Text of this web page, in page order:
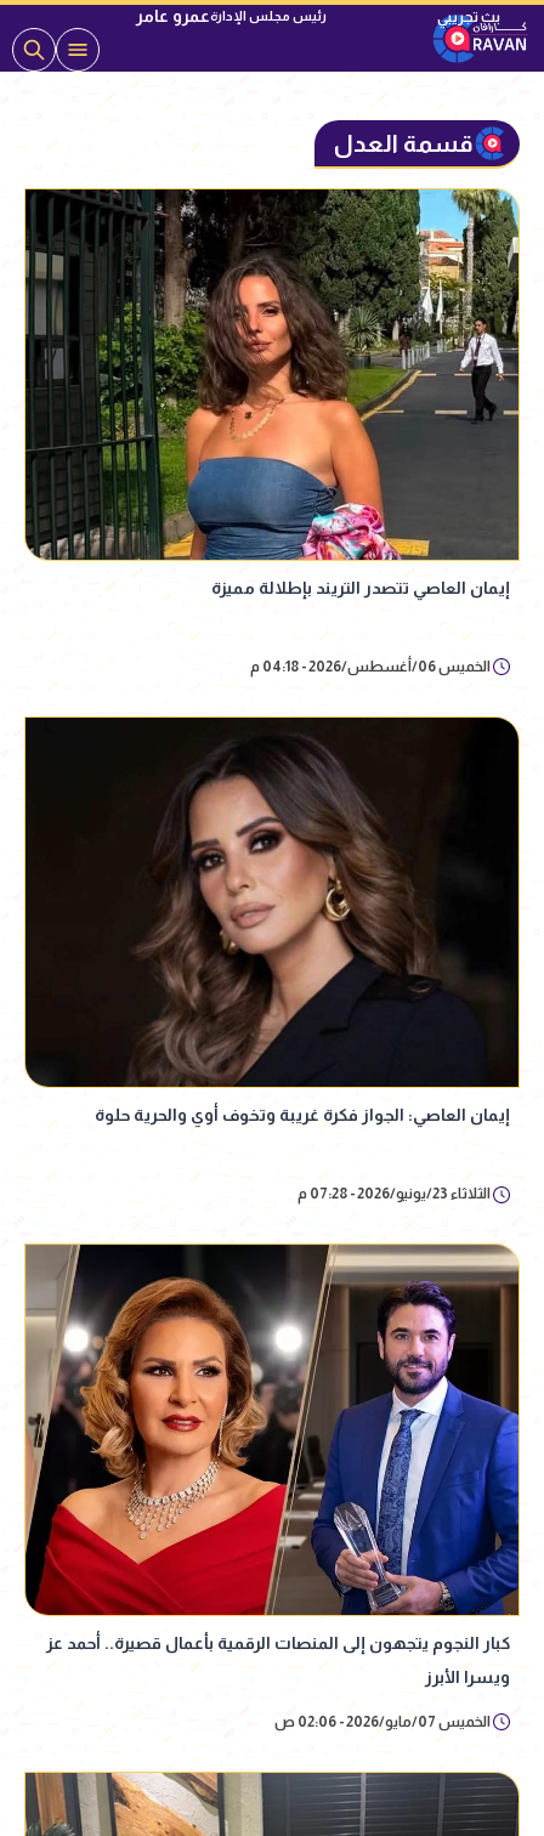
رئيس مجلس الإدارةعمرو عامر
قسمة العدل
إيمان العاصي تتصدر التريند بإطلالة مميزة
الخميس 06/أغسطس/2026 - 04:18 م
إيمان العاصي: الجواز فكرة غريبة وتخوف أوي والحرية حلوة
الثلاثاء 23/يونيو/2026 - 07:28 م
كبار النجوم يتجهون إلى المنصات الرقمية بأعمال قصيرة.. أحمد عز
ويسرا الأبرز
الخميس 07/مايو/2026 - 02:06 ص